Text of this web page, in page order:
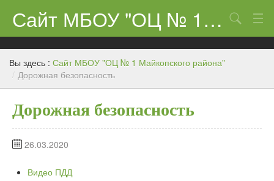
Сайт МБОУ "ОЦ № 1 Майкопского района"
Сведения об образовательном учреждении
ЕГЭ-11 и ГИА
Ученикам
Центр «Точка роста»
Поиск
Вы здесь : Сайт МБОУ "ОЦ № 1 Майкопского района"
/ Дорожная безопасность
Дорожная безопасность
26.03.2020
Видео ПДД